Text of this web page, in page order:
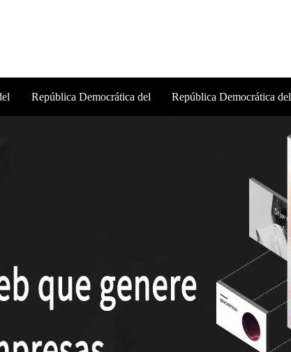
República Democrática del República Democrática del